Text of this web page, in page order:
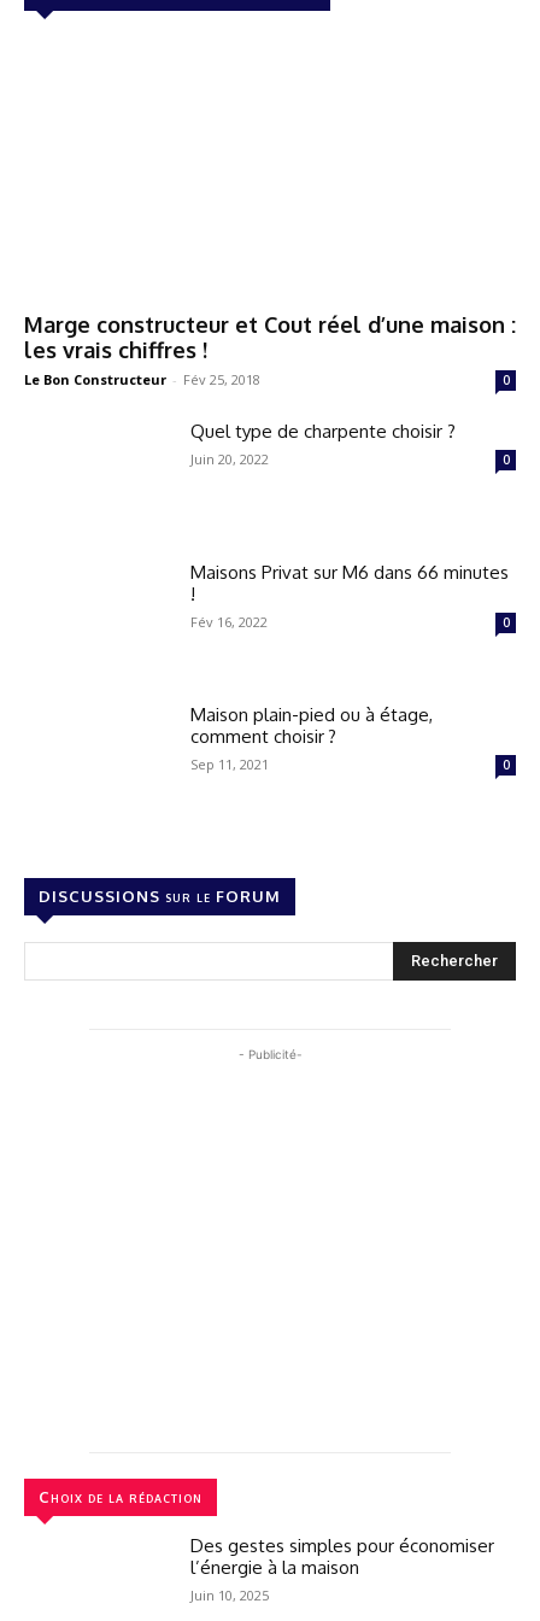
Marge constructeur et Cout réel d’une maison :
les vrais chiffres !
Le Bon Constructeur - Fév 25, 2018 0
Quel type de charpente choisir ?
Juin 20, 2022 0
Maisons Privat sur M6 dans 66 minutes
!
Fév 16, 2022 0
Maison plain-pied ou à étage,
comment choisir ?
Sep 11, 2021 0
DISCUSSIONS sur le FORUM
Rechercher
- Publicité-
Choix de la rédaction
Des gestes simples pour économiser
l’énergie à la maison
Juin 10, 2025